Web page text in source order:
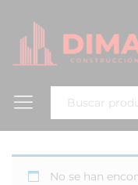
No se han